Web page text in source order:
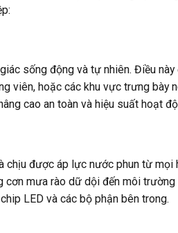
sống động và tự nhiên. Điều
viên, hoặc các khu vực trưng bày
cao an toàn và hiệu suất hoạt
chịu được áp lực nước phun từ mọi
mưa rào dữ dội đến môi trường
LED và các bộ phận bên trong.